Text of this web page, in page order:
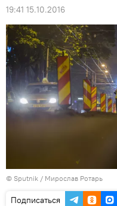
19:41 15.10.2016
© Sputnik / Мирослав Ротарь
Подписаться